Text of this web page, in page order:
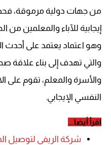
من جهات دولية مرموقة،
إيجابية للآباء والمعلمين من
وهو اعتماد يعتمد على أحدث
والتي تهدف إلى بناء علاقة
والأسرة والمعلم، تقوم على
النفسي الإيجابي.
اقرأ أيضا...
شركة الريفي لتوصيل